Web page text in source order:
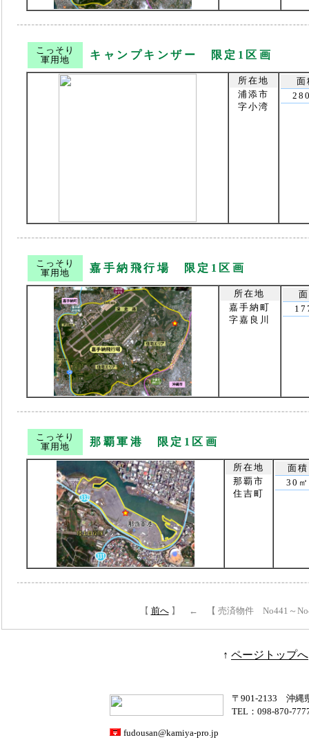
こっそり
軍用地
キャンプキンザー 限定1区画
所在地
浦添市
字小湾
面
こっそり
軍用地
嘉手納飛行場 限定1区画
所在地
嘉手納町
字嘉良川
こっそり
軍用地
那覇軍港 限定1区画
所在地
那覇市
住吉町
面積
30㎡
【 前へ】 ← 【 売済物件 No441～
↑ ページトップへ
〒901-2133 沖
TEL：098-870-
fudousan@kamiya-pro.jp